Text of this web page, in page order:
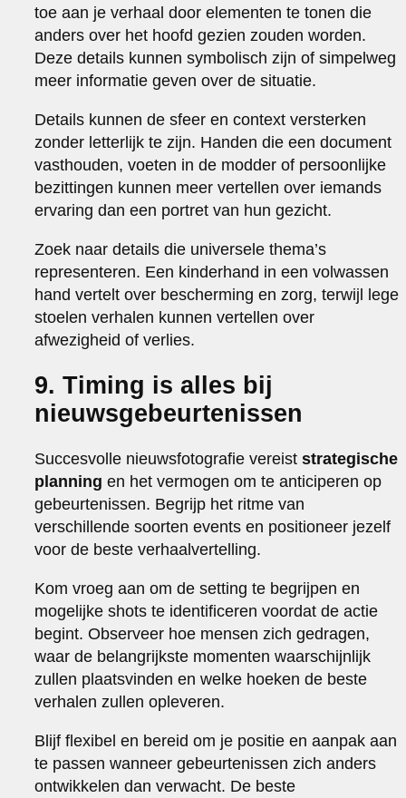
toe aan je verhaal door elementen te tonen die
anders over het hoofd gezien zouden worden.
Deze details kunnen symbolisch zijn of simpelweg
meer informatie geven over de situatie.
Details kunnen de sfeer en context versterken
zonder letterlijk te zijn. Handen die een document
vasthouden, voeten in de modder of persoonlijke
bezittingen kunnen meer vertellen over iemands
ervaring dan een portret van hun gezicht.
Zoek naar details die universele thema’s
representeren. Een kinderhand in een volwassen
hand vertelt over bescherming en zorg, terwijl lege
stoelen verhalen kunnen vertellen over
afwezigheid of verlies.
9. Timing is alles bij
nieuwsgebeurtenissen
Succesvolle nieuwsfotografie vereiststrategische
planning en het vermogen om te anticiperen op
gebeurtenissen. Begrijp het ritme van
verschillende soorten events en positioneer jezelf
voor de beste verhaalvertelling.
Kom vroeg aan om de setting te begrijpen en
mogelijke shots te identificeren voordat de actie
begint. Observeer hoe mensen zich gedragen,
waar de belangrijkste momenten waarschijnlijk
zullen plaatsvinden en welke hoeken de beste
verhalen zullen opleveren.
Blijf flexibel en bereid om je positie en aanpak aan
te passen wanneer gebeurtenissen zich anders
ontwikkelen dan verwacht. De beste